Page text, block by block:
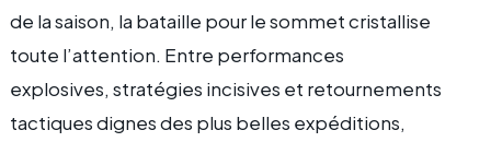
de la saison, la bataille pour le sommet cristallise
toute l’attention. Entre performances
explosives, stratégies incisives et retournements
tactiques dignes des plus belles expéditions,